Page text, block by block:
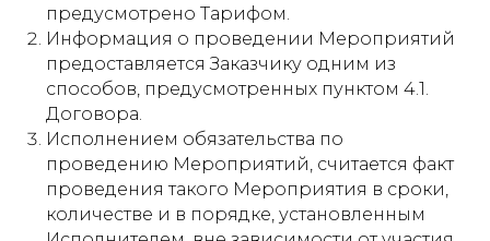
предусмотрено Тарифом.
Информация о проведении Мероприятий
предоставляется Заказчику одним из
способов, предусмотренных пунктом 4.1.
Договора.
Исполнением обязательства по
проведению Мероприятий, считается факт
проведения такого Мероприятия в сроки,
количестве и в порядке, установленным